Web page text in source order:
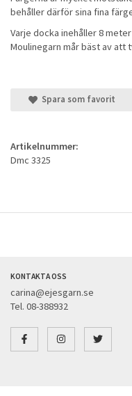
behåller därför sina fina
Varje docka inehåller 8
Moulinegarn mår bäst av att
Spara som favorit
Artikelnummer:
Dmc 3325
KONTAKTA OSS
carina@ejesgarn.se
Tel. 08-388932